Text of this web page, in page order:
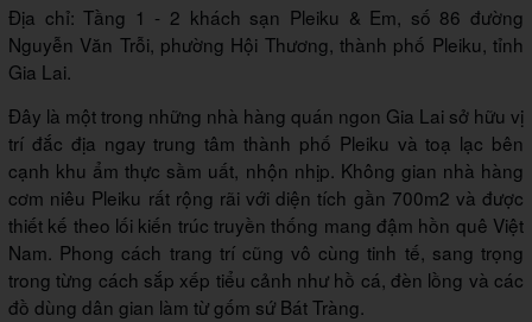
Địa chỉ: Tầng 1 - 2 khách sạn Pleiku & Em, số 86 đường
Nguyễn Văn Trỗi, phường Hội Thương, thành phố Pleiku, tỉnh
Gia Lai.
Đây là một trong những nhà hàng quán ngon Gia Lai sở hữu vị
trí đắc địa ngay trung tâm thành phố Pleiku và toạ lạc bên
cạnh khu ẩm thực sầm uất, nhộn nhịp. Không gian nhà hàng
cơm niêu Pleiku rất rộng rãi với diện tích gần 700m2 và được
thiết kế theo lối kiến trúc truyền thống mang đậm hồn quê Việt
Nam. Phong cách trang trí cũng vô cùng tinh tế, sang trọng
trong từng cách sắp xếp tiểu cảnh như hồ cá, đèn lồng và các
đồ dùng dân gian làm từ gốm sứ Bát Tràng.